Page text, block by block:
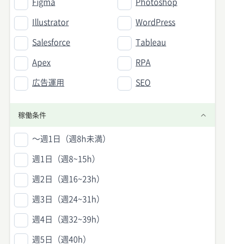
Figma Photoshop
Illustrator WordPress
Salesforce Tableau
Apex RPA
広告運用 SEO
稼働条件
〜週1日（週8h未満）
週1日（週8~15h）
週2日（週16~23h）
週3日（週24~31h）
週4日（週32~39h）
週5日（週40h）